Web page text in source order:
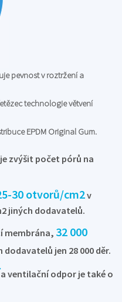
pevnost v roztržení a
technologie větvení
EPDM Original Gum.
zvýšit počet pórů na
30 otvorů/cm2v
jiných dodavatelů.
membrána, 32 000
jen 28 000 děr.
a ventilační odpor je také o